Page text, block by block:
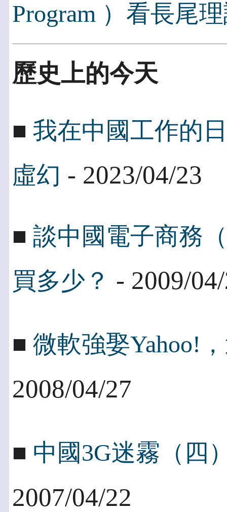
Program ）看長尾
歷史上的今天
■ 我在中國工作的
虛幻 - 2023/04/23
■ 談中國電子商務
買多少？ - 2009/
■ 微軟強娶Yahoo!
2008/04/27
■ 中國3G迷霧（四
2007/04/22